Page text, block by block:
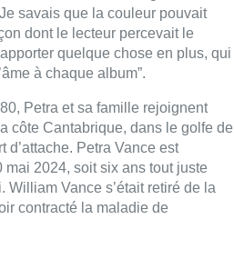
savais que la couleur pouvait
dont le lecteur percevait le
quelque chose en plus, qui
à chaque album”.
Petra et sa famille rejoignent
côte Cantabrique, dans le golfe de
d’attache. Petra Vance est
2024, soit six ans tout juste
William Vance s’était retiré de la
contracté la maladie de